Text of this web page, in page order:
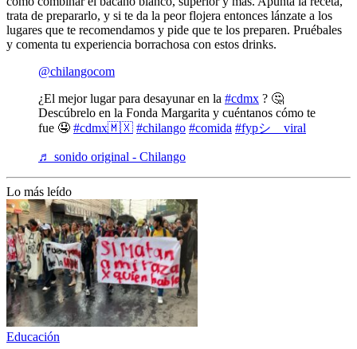
trata de prepararlo, y si te da la peor flojera entonces lánzate a los
lugares que te recomendamos y pide que te los preparen. Pruébales
y comenta tu experiencia borrachosa con estos drinks.
@chilangocom
¿El mejor lugar para desayunar en la #cdmx ? 🤔
Descúbrelo en la Fonda Margarita y cuéntanos cómo te
fue 🤤 #cdmx🇲🇽 #chilango #comida #fypシ゚viral
♬ sonido original - Chilango
Lo más leído
Educación